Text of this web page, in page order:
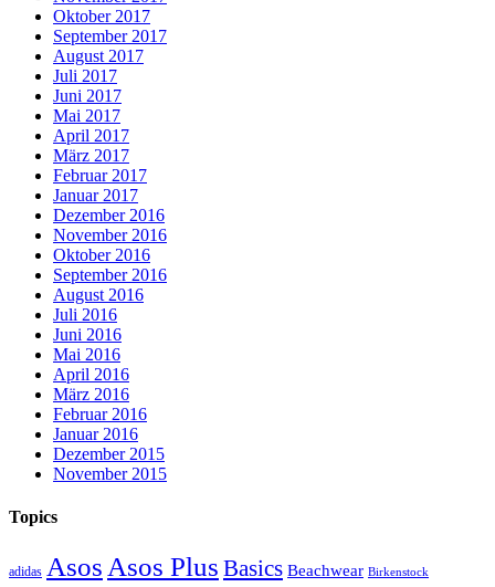
Oktober 2017
September 2017
August 2017
Juli 2017
Juni 2017
Mai 2017
April 2017
März 2017
Februar 2017
Januar 2017
Dezember 2016
November 2016
Oktober 2016
September 2016
August 2016
Juli 2016
Juni 2016
Mai 2016
April 2016
März 2016
Februar 2016
Januar 2016
Dezember 2015
November 2015
Topics
adidas AsosAsos Plus Basics Beachwear Birkenstock